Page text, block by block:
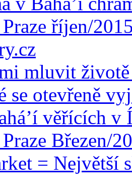
říjen/
mluvit
se otevřeně
věřících v
Březen/
= Největší